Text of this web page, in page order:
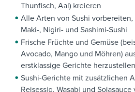
Thunfisch, Aal) kreieren
Alle Arten von Sushi
Maki-, Nigiri- und Sashimi-Sushi
Frische Früchte und Gemüse
Avocado, Mango und Möhren)
erstklassige Gerichte herzustellen
Sushi-Gerichte mit zusätzlichen
Reisessig, Wasabi und